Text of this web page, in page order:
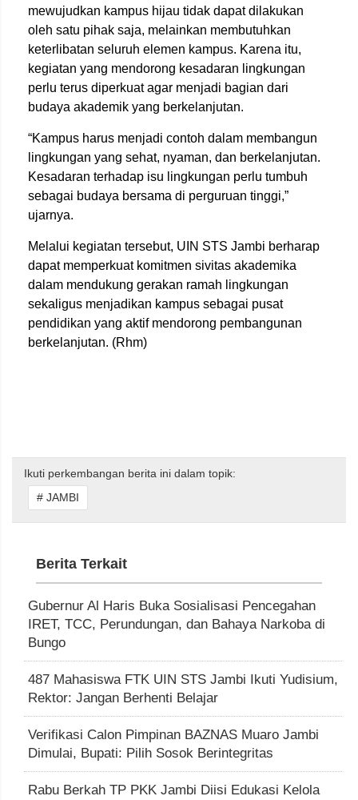
mewujudkan kampus hijau tidak dapat dilakukan
oleh satu pihak saja, melainkan membutuhkan
keterlibatan seluruh elemen kampus. Karena itu,
kegiatan yang mendorong kesadaran lingkungan
perlu terus diperkuat agar menjadi bagian dari
budaya akademik yang berkelanjutan.
“Kampus harus menjadi contoh dalam membangun
lingkungan yang sehat, nyaman, dan berkelanjutan.
Kesadaran terhadap isu lingkungan perlu tumbuh
sebagai budaya bersama di perguruan tinggi,”
ujarnya.
Melalui kegiatan tersebut, UIN STS Jambi berharap
dapat memperkuat komitmen sivitas akademika
dalam mendukung gerakan ramah lingkungan
sekaligus menjadikan kampus sebagai pusat
pendidikan yang aktif mendorong pembangunan
berkelanjutan. (Rhm)
Ikuti perkembangan berita ini dalam topik:
# JAMBI
Berita Terkait
Gubernur Al Haris Buka Sosialisasi Pencegahan
IRET, TCC, Perundungan, dan Bahaya Narkoba di
Bungo
487 Mahasiswa FTK UIN STS Jambi Ikuti Yudisium,
Rektor: Jangan Berhenti Belajar
Verifikasi Calon Pimpinan BAZNAS Muaro Jambi
Dimulai, Bupati: Pilih Sosok Berintegritas
Rabu Berkah TP PKK Jambi Diisi Edukasi Kelola